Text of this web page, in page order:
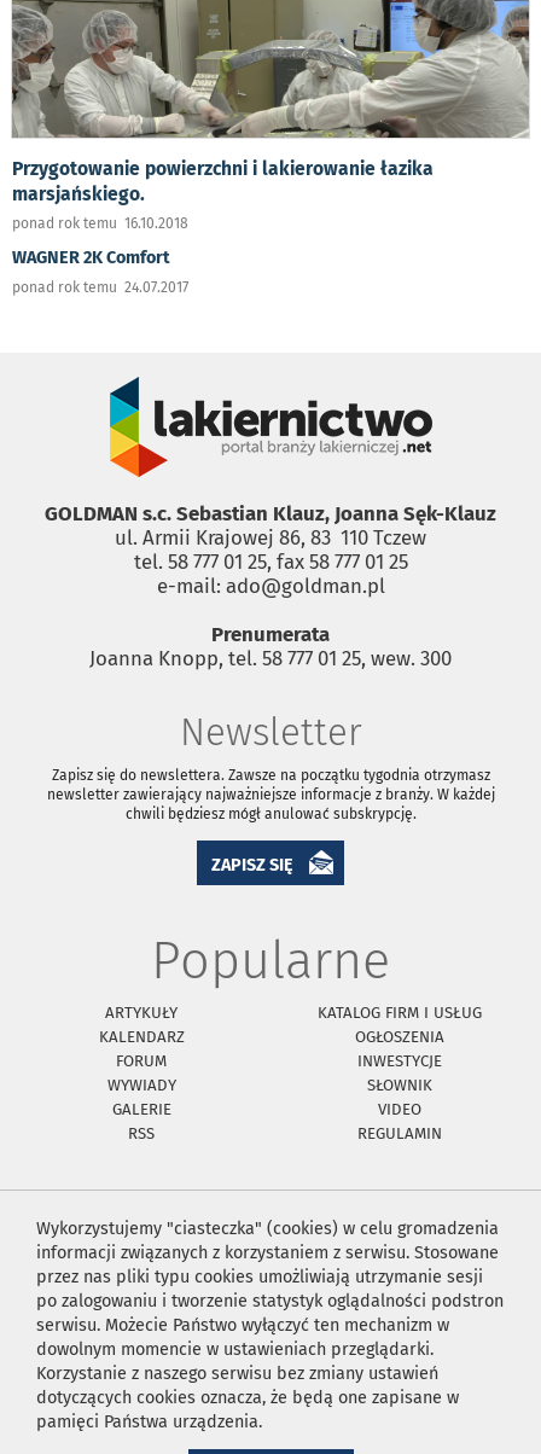
Przygotowanie powierzchni i lakierowanie łazika
marsjańskiego.
ponad rok temu 16.10.2018
WAGNER 2K Comfort
ponad rok temu 24.07.2017
GOLDMAN s.c. Sebastian Klauz, Joanna Sęk-Klauz
ul. Armii Krajowej 86, 83 ­ 110 Tczew
tel. 58 777 01 25, fax 58 777 01 25
e-mail: ado@goldman.pl
Prenumerata
Joanna Knopp, tel. 58 777 01 25, wew. 300
Newsletter
Zapisz się do newslettera. Zawsze na początku tygodnia otrzymasz
newsletter zawierający najważniejsze informacje z branży. W każdej
chwili będziesz mógł anulować subskrypcję.
ZAPISZ SIĘ
Popularne
ARTYKUŁY
KATALOG FIRM I USŁUG
KALENDARZ
OGŁOSZENIA
FORUM
INWESTYCJE
WYWIADY
SŁOWNIK
GALERIE
VIDEO
RSS
REGULAMIN
Wykorzystujemy "ciasteczka" (cookies) w celu gromadzenia
informacji związanych z korzystaniem z serwisu. Stosowane
przez nas pliki typu cookies umożliwiają utrzymanie sesji
po zalogowaniu i tworzenie statystyk oglądalności podstron
serwisu. Możecie Państwo wyłączyć ten mechanizm w
dowolnym momencie w ustawieniach przeglądarki.
Korzystanie z naszego serwisu bez zmiany ustawień
dotyczących cookies oznacza, że będą one zapisane w
pamięci Państwa urządzenia.